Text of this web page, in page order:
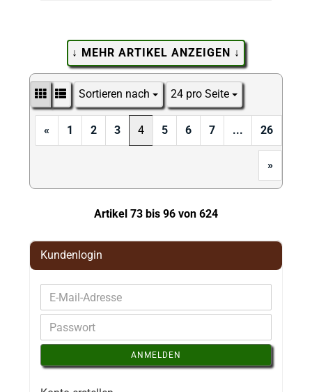
↓ MEHR ARTIKEL ANZEIGEN ↓
Sortieren nach
Sortieren nach 24 pro Seite
pro Seite
« 1 2 3 4 5 6 7 ... 26
»
Artikel 73 bis 96 von 624
Kundenlogin
ANMELDEN